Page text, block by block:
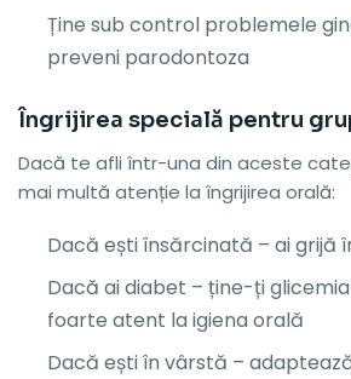
Ține sub control problemele
preveni parodontoza
Îngrijirea specială pentru
Dacă te afli într-una din aceste
mai multă atenție la îngrijirea orală:
Dacă ești însărcinată – ai grijă
Dacă ai diabet – ține-ți
foarte atent la igiena orală
Dacă ești în vârstă –